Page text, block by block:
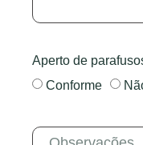
Aperto de
Conforme